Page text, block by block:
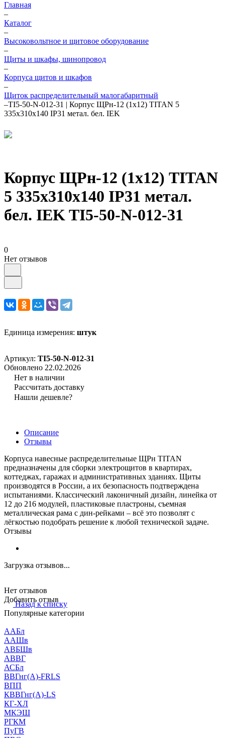
Главная
–
Каталог
–
Высоковольтное и щитовое оборудование
–
Щиты и шкафы, шинопровод
–
Корпуса щитов и шкафов
–
Щиток распределительный малогабаритный
–TI5-50-N-012-31 | Корпус ЩРн-12 (1х12) TITAN 5
335х310х140 IP31 метал. бел. IEK
Корпус ЩРн-12 (1х12) TITAN
5 335х310х140 IP31 метал.
бел. IEK TI5-50-N-012-31
0
Нет отзывов
Единица измерения: штук
Артикул: TI5-50-N-012-31
Обновлено 22.02.2026
Нет в наличии
Рассчитать доставку
Нашли дешевле?
Описание
Отзывы
Корпуса навесные распределительные ЩРн TITAN
предназначены для сборки электрощитов в квартирах,
коттеджах, гаражах и административных зданиях. Щиты
производятся в России, а их безопасность подтверждена
испытаниями. Классический лаконичный дизайн, линейка от
12 до 216 модулей, пластиковые пластроны, съемная
металлическая рама с дин-рейками – всё это позволят с
лёгкостью подобрать решение к любой технической задаче.
Отзывы
Загрузка отзывов...
Нет отзывов
Добавить отзыв
Назад к списку
Популярные категории
ААБл
ААШв
АВБШв
АВВГ
АСБл
ВВГнг(А)-FRLS
ВПП
КВВГнг(А)-LS
КГ-ХЛ
МКЭШ
РГКМ
ПуГВ